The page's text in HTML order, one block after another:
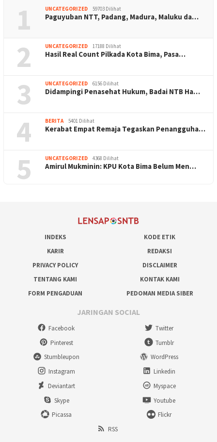
1 UNCATEGORIZED 59703 Dilihat
Paguyuban NTT, Padang, Madura, Maluku da…
2 UNCATEGORIZED 17188 Dilihat
Hasil Real Count Pilkada Kota Bima, Pasa…
3 UNCATEGORIZED 6156 Dilihat
Didampingi Penasehat Hukum, Badai NTB Ha…
4 BERITA 5401 Dilihat
Kerabat Empat Remaja Tegaskan Penangguha…
5 UNCATEGORIZED 4368 Dilihat
Amirul Mukminin: KPU Kota Bima Belum Men…
INDEKS
KODE ETIK
KARIR
REDAKSI
PRIVACY POLICY
DISCLAIMER
TENTANG KAMI
KONTAK KAMI
FORM PENGADUAN
PEDOMAN MEDIA SIBER
JARINGAN SOCIAL
Facebook
Twitter
Pinterest
Tumblr
Stumbleupon
WordPress
Instagram
Linkedin
Deviantart
Myspace
Skype
Youtube
Picassa
Flickr
RSS